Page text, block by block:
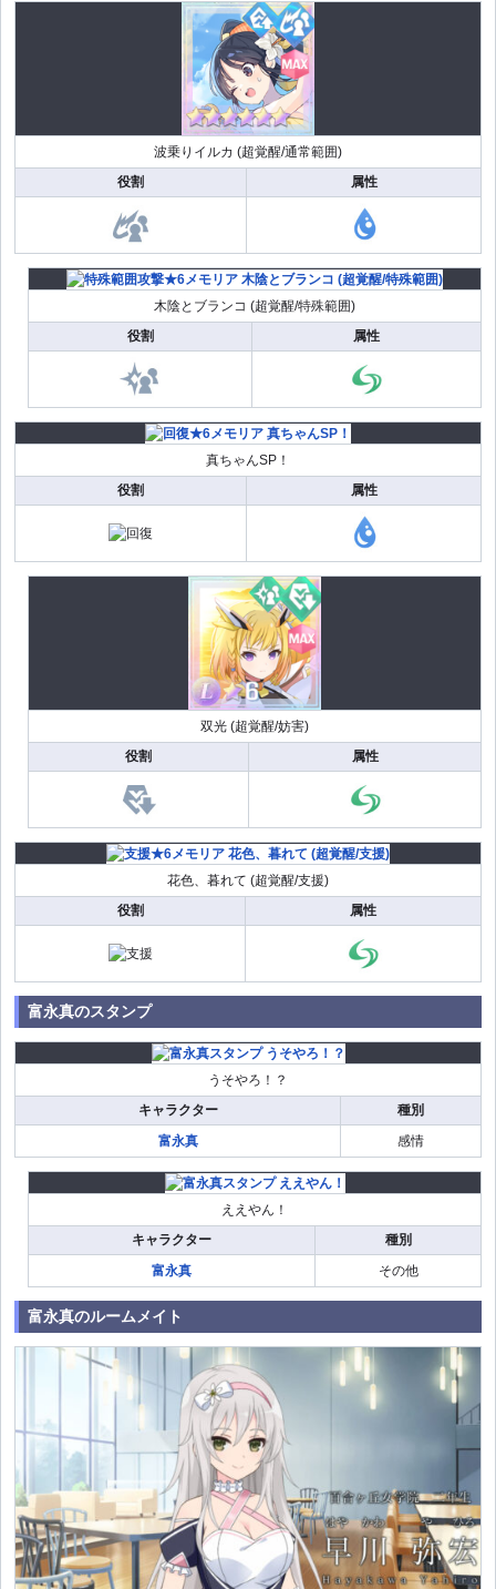
波乗りイルカ (超覚醒/通常範囲)
役割
属性
木陰とブランコ (超覚醒/特殊範囲)
役割
属性
真ちゃんSP！
役割
属性
双光 (超覚醒/妨害)
役割
属性
花色、暮れて (超覚醒/支援)
役割
属性
富永真のスタンプ
うそやろ！？
キャラクター
種別
富永真
感情
ええやん！
キャラクター
種別
富永真
その他
富永真のルームメイト